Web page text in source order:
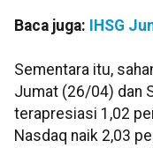
Baca juga: IHSG
Sementara itu,
Jumat (26/04) dan
terapresiasi 1,02
Nasdaq naik 2,03